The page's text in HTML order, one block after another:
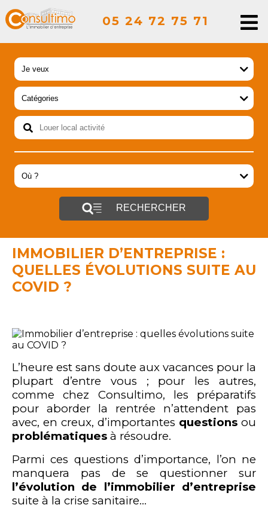
05 24 72 75 71
RECHERCHER
IMMOBILIER D’ENTREPRISE :
QUELLES ÉVOLUTIONS SUITE AU
COVID ?
L’heure est sans doute aux vacances pour la
plupart d’entre vous ; pour les autres,
comme chez Consultimo, les préparatifs
pour aborder la rentrée n’attendent pas
avec, en creux, d’importantes questions ou
problématiques à résoudre.
Parmi ces questions d’importance, l’on ne
manquera pas de se questionner sur
l’évolution de l’immobilier d’entreprise
suite à la crise sanitaire…